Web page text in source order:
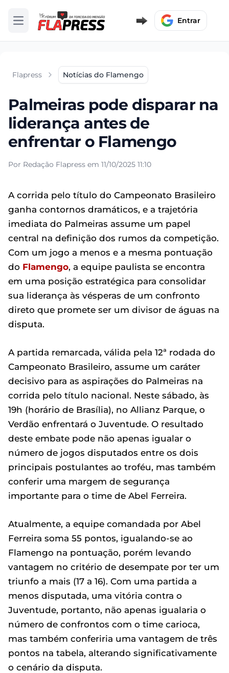
Abrir menu Entrar
Flapress Notícias do Flamengo
Palmeiras pode disparar na
liderança antes de
enfrentar o Flamengo
Por Redação Flapress em 11/10/2025 11:10
A corrida pelo título do Campeonato Brasileiro
ganha contornos dramáticos, e a trajetória
imediata do Palmeiras assume um papel
central na definição dos rumos da competição.
Com um jogo a menos e a mesma pontuação
do Flamengo, a equipe paulista se encontra
em uma posição estratégica para consolidar
sua liderança às vésperas de um confronto
direto que promete ser um divisor de águas na
disputa.
A partida remarcada, válida pela 12ª rodada do
Campeonato Brasileiro, assume um caráter
decisivo para as aspirações do Palmeiras na
corrida pelo título nacional. Neste sábado, às
19h (horário de Brasília), no Allianz Parque, o
Verdão enfrentará o Juventude. O resultado
deste embate pode não apenas igualar o
número de jogos disputados entre os dois
principais postulantes ao troféu, mas também
conferir uma margem de segurança
importante para o time de Abel Ferreira.
Atualmente, a equipe comandada por Abel
Ferreira soma 55 pontos, igualando-se ao
Flamengo na pontuação, porém levando
vantagem no critério de desempate por ter um
triunfo a mais (17 a 16). Com uma partida a
menos disputada, uma vitória contra o
Juventude, portanto, não apenas igualaria o
número de confrontos com o time carioca,
mas também conferiria uma vantagem de três
pontos na tabela, alterando significativamente
o cenário da disputa.